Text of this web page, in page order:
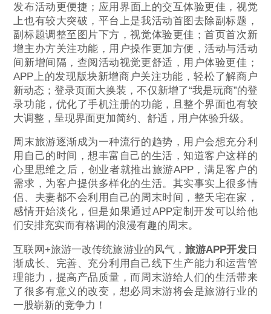
发布活动更便捷；应用界面上的交互体验更佳，视觉
上也有较大突破，平台上是我活动首图去除副标题，
副标题调整至图片下方，视觉体验更佳；首页首次新
增主办方关注功能，用户操作更加方便，活动与活动
间新增间隔，查阅活动视觉更舒适，用户体验更佳；
APP上的发现版块新增商户关注功能，轻松了解商户
新动态；登录页面大换装，不仅新增了“我是玩商”的登
录功能，优化了手机注册的功能，且整个界面也有较
大调整，呈现界面更加简约、舒适，用户体验升级。
周末旅游逐渐成为一种流行的趋势，用户会想充分利
用自己的时间，想丰富自己的生活，知道客户这样的
心里思维之后，创业者就推出旅游APP，满足客户的
需求，为客户提供多样化的生活。其实事实上很多情
侣、夫妻都不会利用自己的周末时间，整天宅在家，
感情开始淡化，但是如果通过APP定制开发可以给他
们安排充实而有格调的浪漫有趣的周末。
互联网+旅游一改传统旅游业的风气，旅游APP开发日
渐成长、完善、充分利用自己线下生产能力和运营管
理能力，提高产品质量，而周末游给人们的生活带来
了很多有意义的改变，想必周末游将会是旅游行业的
一股崭新的竞争力！